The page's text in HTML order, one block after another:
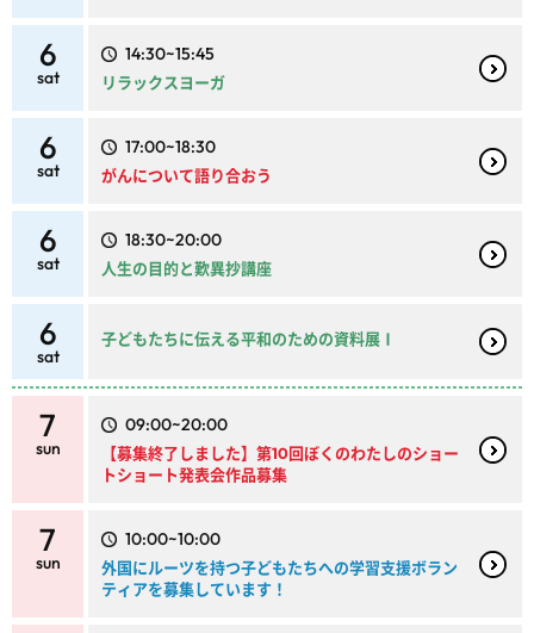
6
sat
14:30~15:45
リラックスヨーガ
6
sat
17:00~18:30
がんについて語り合おう
6
sat
18:30~20:00
人生の目的と歎異抄講座
6
sat
子どもたちに伝える平和のための資料展Ⅰ
7
sun
09:00~20:00
【募集終了しました】第10回ぼくのわたしのショー
トショート発表会作品募集
7
sun
10:00~10:00
外国にルーツを持つ子どもたちへの学習支援ボラン
ティアを募集しています！